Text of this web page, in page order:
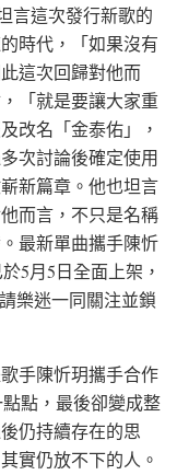
言這次發行新歌的
時代，「如果沒有
這次回歸對他而
「就是要讓大家重
改名「金泰佑」，
次討論後確定使用
新篇章。他也坦言
而言，不只是名稱
最新單曲攜手陳忻
5月5日全面上架，
樂迷一同關注並鎖
手陳忻玥攜手合作
點點，最後卻變成整
仍持續存在的思
實仍放不下的人。